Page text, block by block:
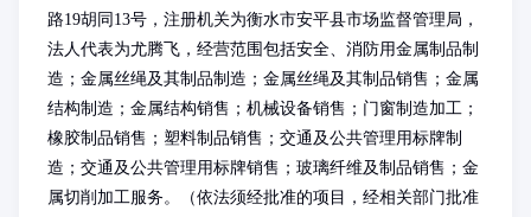
路19胡同13号，注册机关为衡水市安平县市场监督管理局，
法人代表为尤腾飞，经营范围包括安全、消防用金属制品制
造；金属丝绳及其制品制造；金属丝绳及其制品销售；金属
结构制造；金属结构销售；机械设备销售；门窗制造加工；
橡胶制品销售；塑料制品销售；交通及公共管理用标牌制
造；交通及公共管理用标牌销售；玻璃纤维及制品销售；金
属切削加工服务。（依法须经批准的项目，经相关部门批准